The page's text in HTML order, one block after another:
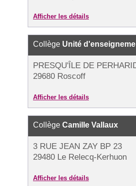
Afficher les détails
Collège Unité
PRESQU'ÎLE DE
29680 Roscoff
Afficher les détails
Collège Camille Vallaux
3 RUE JEAN ZAY BP 23
29480 Le Relecq-Kerhuon
Afficher les détails